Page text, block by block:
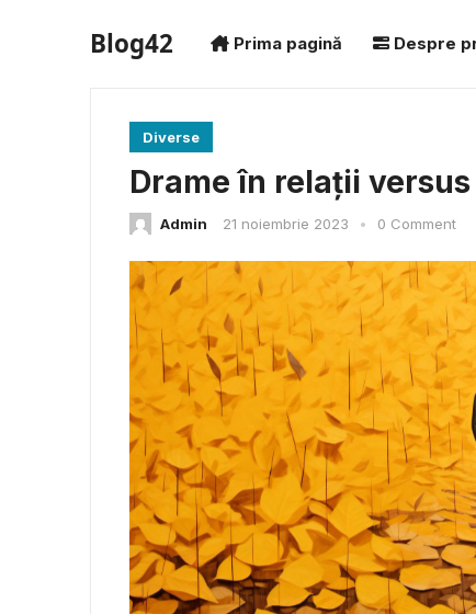
Blog42 Prima pagină Despre
Diverse
Drame în relații
Admin 21 noiembrie 2023 • 0 Comment